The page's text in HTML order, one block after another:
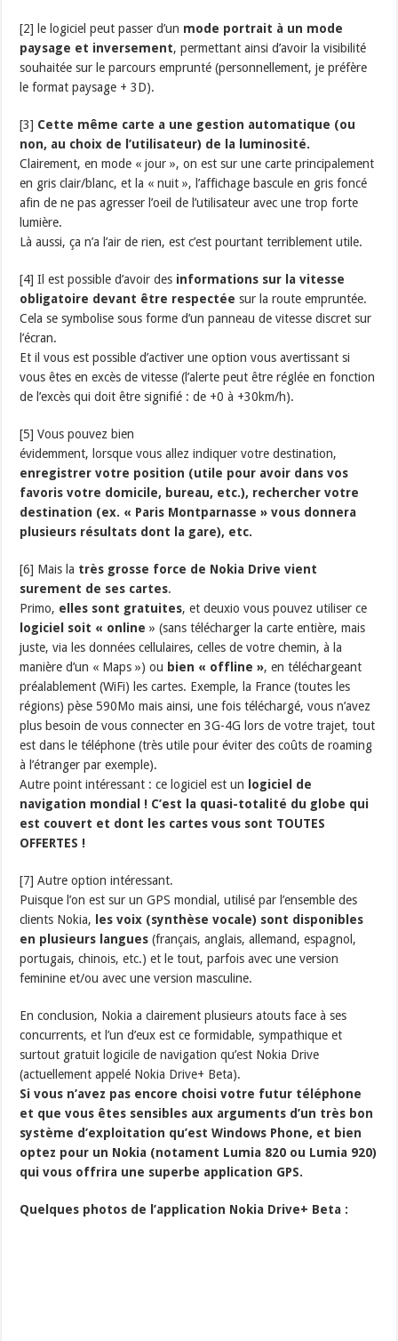
[2] le logiciel peut passer d’un mode portrait à un mode
paysage et inversement, permettant ainsi d’avoir la visibilité
souhaitée sur le parcours emprunté (personnellement, je préfère
le format paysage + 3D).
[3] Cette même carte a une gestion automatique (ou
non, au choix de l’utilisateur) de la luminosité.
Clairement, en mode « jour », on est sur une carte principalement
en gris clair/blanc, et la « nuit », l’affichage bascule en gris foncé
afin de ne pas agresser l’oeil de l’utilisateur avec une trop forte
lumière.
Là aussi, ça n’a l’air de rien, est c’est pourtant terriblement utile.
[4] Il est possible d’avoir des informations sur la vitesse
obligatoire devant être respectée sur la route empruntée.
Cela se symbolise sous forme d’un panneau de vitesse discret sur
l’écran.
Et il vous est possible d’activer une option vous avertissant si
vous êtes en excès de vitesse (l’alerte peut être réglée en fonction
de l’excès qui doit être signifié : de +0 à +30km/h).
[5] Vous pouvez bien
évidemment, lorsque vous allez indiquer votre destination,
enregistrer votre position (utile pour avoir dans vos
favoris votre domicile, bureau, etc.), rechercher votre
destination (ex. « Paris Montparnasse » vous donnera
plusieurs résultats dont la gare), etc.
[6] Mais la très grosse force de Nokia Drive vient
surement de ses cartes.
Primo, elles sont gratuites, et deuxio vous pouvez utiliser ce
logiciel soit « online » (sans télécharger la carte entière, mais
juste, via les données cellulaires, celles de votre chemin, à la
manière d’un « Maps ») ou bien « offline », en téléchargeant
préalablement (WiFi) les cartes. Exemple, la France (toutes les
régions) pèse 590Mo mais ainsi, une fois téléchargé, vous n’avez
plus besoin de vous connecter en 3G-4G lors de votre trajet, tout
est dans le téléphone (très utile pour éviter des coûts de roaming
à l’étranger par exemple).
Autre point intéressant : ce logiciel est un
logiciel de
navigation mondial ! C’est la quasi-totalité du globe qui
est couvert et dont les cartes vous sont TOUTES
OFFERTES !
[7] Autre option intéressant.
Puisque l’on est sur un GPS mondial, utilisé par l’ensemble des
clients Nokia,
les voix (synthèse vocale) sont disponibles
en plusieurs langues (français, anglais, allemand, espagnol,
portugais, chinois, etc.) et le tout, parfois avec une version
feminine et/ou avec une version masculine.
En conclusion, Nokia a clairement plusieurs atouts face à ses
concurrents, et l’un d’eux est ce formidable, sympathique et
surtout gratuit logicile de navigation qu’est Nokia Drive
(actuellement appelé Nokia Drive+ Beta).
Si vous n’avez pas encore choisi votre futur téléphone
et que vous êtes sensibles aux arguments d’un très bon
système d’exploitation qu’est Windows Phone, et bien
optez pour un Nokia (notament Lumia 820 ou Lumia 920)
qui vous offrira une superbe application GPS.
Quelques photos de l’application Nokia Drive+ Beta :